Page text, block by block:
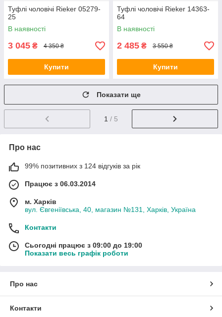
Туфлі чоловічі Rieker 05279-
25
В наявності
3 045 ₴ 4 350 ₴
Купити
Туфлі чоловічі Rieker 14363-
64
В наявності
2 485 ₴ 3 550 ₴
Купити
Показати ще
1 / 5
Про нас
99% позитивних з 124 відгуків за рік
Працює з 06.03.2014
м. Харків
вул. Євгеніївська, 40, магазин №131, Харків, Україна
Контакти
Сьогодні працює з 09:00 до 19:00
Показати весь графік роботи
Про нас
Контакти